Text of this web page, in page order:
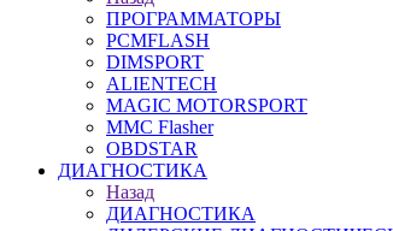
ПРОГРАММАТОРЫ
PCMFLASH
DIMSPORT
ALIENTECH
MAGIC MOTORSPORT
MMC Flasher
OBDSTAR
ДИАГНОСТИКА
Назад
ДИАГНОСТИКА